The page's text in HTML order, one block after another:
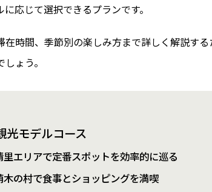
応じて選択できるプランです。
在時間、季節別の楽しみ方まで詳しく解説す
ょう。
光モデルコース
エリアで定番スポットを効率的に巡る
木の村で食事とショッピングを満喫